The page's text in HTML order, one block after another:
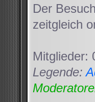
Der
zeitgleich
Mitglieder:
Legende: